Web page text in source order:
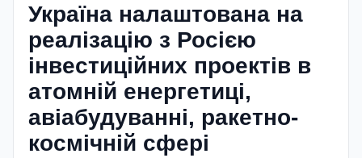
Україна налаштована на
реалізацію з Росією
інвестиційних проектів в
атомній енергетиці,
авіабудуванні, ракетно-
космічній сфері